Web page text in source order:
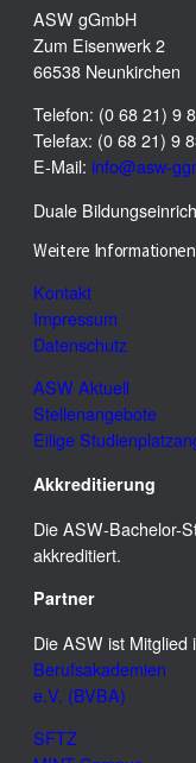
ASW gGmbH
Zum Eisenwerk 2
66538 Neunkirchen
Telefon: (0 68 21) 9
Telefax: (0 68 21) 9
E-Mail: info@asw-
Duale
Weitere Informationen
Kontakt
Impressum
Datenschutz
ASW Aktuell
Stellenangebote
Eilige
Akkreditierung
Die ASW-Bachelor-
akkreditiert.
Partner
Die ASW ist Mitglied
Berufsakademien
e.V. (BVBA)
SFTZ